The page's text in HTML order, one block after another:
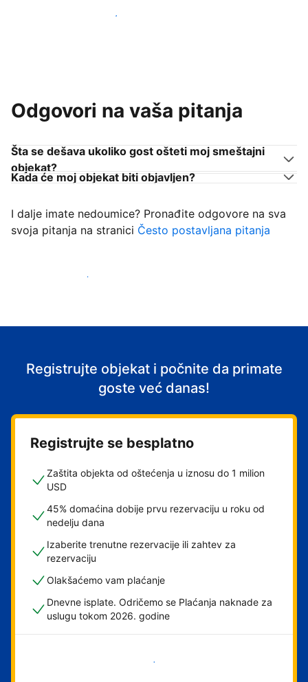
Pridružite se domaćinima poput vas
Odgovori na vaša pitanja
Šta se dešava ukoliko gost ošteti moj smeštajni
objekat?
Kada će moj objekat biti objavljen?
I dalje imate nedoumice? Pronađite odgovore na sva
svoja pitanja na stranici Često postavljana pitanja
Počnite da primate goste
Registrujte objekat i počnite da primate
goste već danas!
Registrujte se besplatno
Zaštita objekta od oštećenja u iznosu do 1 milion
USD
45% domaćina dobije prvu rezervaciju u roku od
nedelju dana
Izaberite trenutne rezervacije ili zahtev za
rezervaciju
Olakšaćemo vam plaćanje
Dnevne isplate. Odričemo se Plaćanja naknade za
uslugu tokom 2026. godine
Počnite odmah